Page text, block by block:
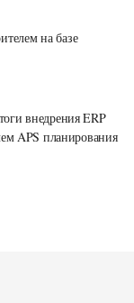
на базе
внедрения ERP
APS планирования